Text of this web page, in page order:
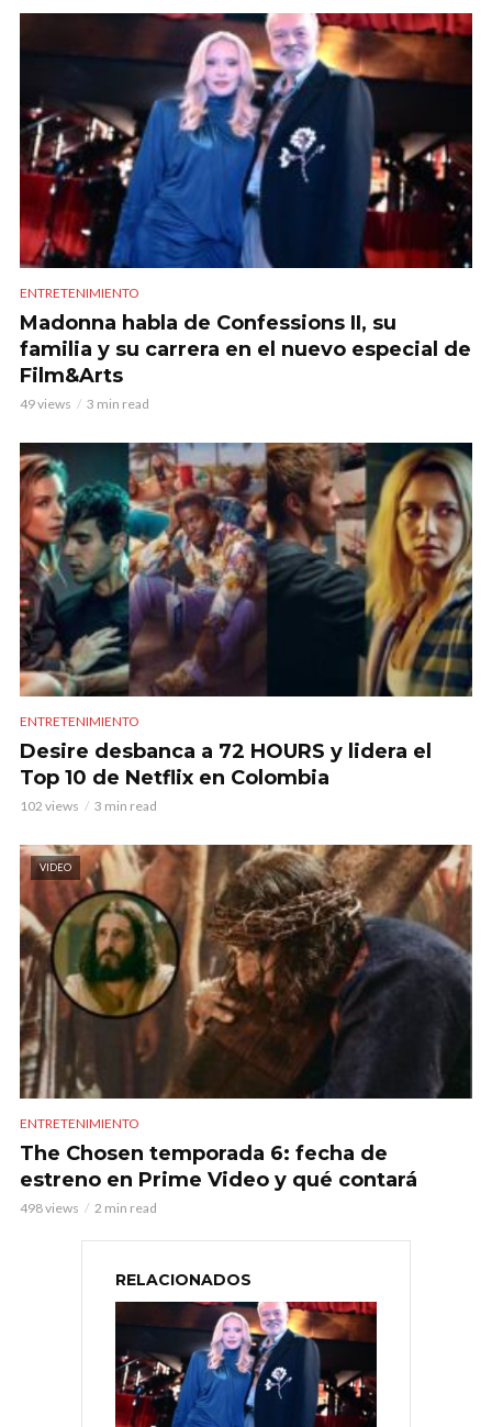
ENTRETENIMIENTO
Madonna habla de Confessions II, su
familia y su carrera en el nuevo especial de
Film&Arts
49 views 3 min read
ENTRETENIMIENTO
Desire desbanca a 72 HOURS y lidera el
Top 10 de Netflix en Colombia
102 views 3 min read
VIDEO
ENTRETENIMIENTO
The Chosen temporada 6: fecha de
estreno en Prime Video y qué contará
498 views 2 min read
RELACIONADOS